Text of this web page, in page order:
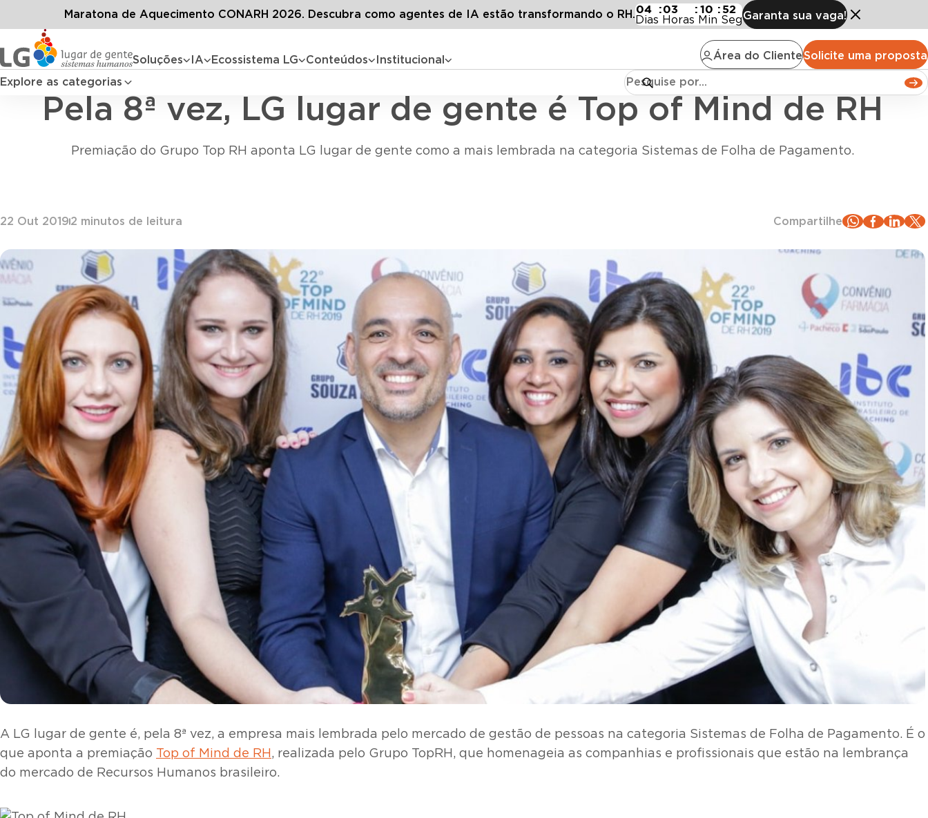
Soluções IA Ecossistema LG Conteúdos Institucional Área do ClienteSolicite uma proposta
Explore as categorias
Maratona de Aquecimento CONARH 2026. Descubra como agentes de IA estão transformando o RH.04
Dias
:03
Horas
: 10
Min
: 50
SegGaranta sua vaga!
Pela 8ª vez, LG lugar de gente é Top of Mind de RH
Pela 8ª vez, LG lugar de gente é Top of Mind de RH
Premiação do Grupo Top RH aponta LG lugar de gente como a mais lembrada na categoria Sistemas de Folha de Pagamento.
22 Out 2019 2 minutos de leitura Compartilhe
A LG lugar de gente é, pela 8ª vez, a empresa mais lembrada pelo mercado de gestão de pessoas na categoria Sistemas de Folha de Pagamento. É o
que aponta a premiação
Top of Mind de RH , realizada pelo Grupo TopRH, que homenageia as companhias e profissionais que estão na lembrança
do mercado de Recursos Humanos brasileiro.